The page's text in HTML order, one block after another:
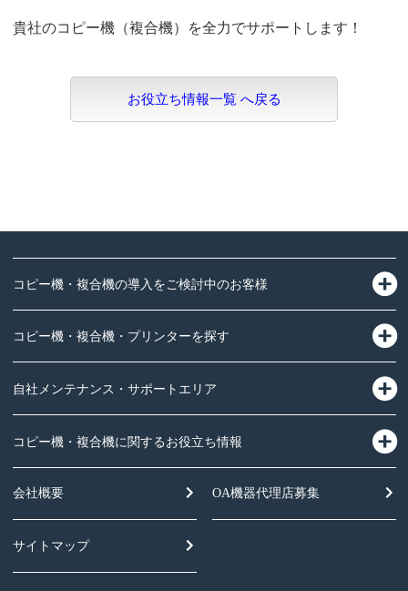
貴社のコピー機（複合機）を全力でサポートします！
お役立ち情報一覧 へ戻る
コピー機・複合機の導入をご検討中のお客様
コピー機・複合機・プリンターを探す
自社メンテナンス・サポートエリア
コピー機・複合機に関するお役立ち情報
会社概要
サイトマップ
OA機器代理店募集